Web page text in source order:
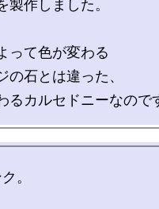
製作しました。
って色が変わる
の石とは違った、
。